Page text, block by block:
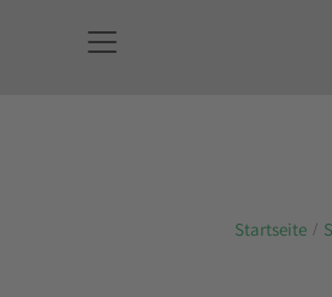
Startseite